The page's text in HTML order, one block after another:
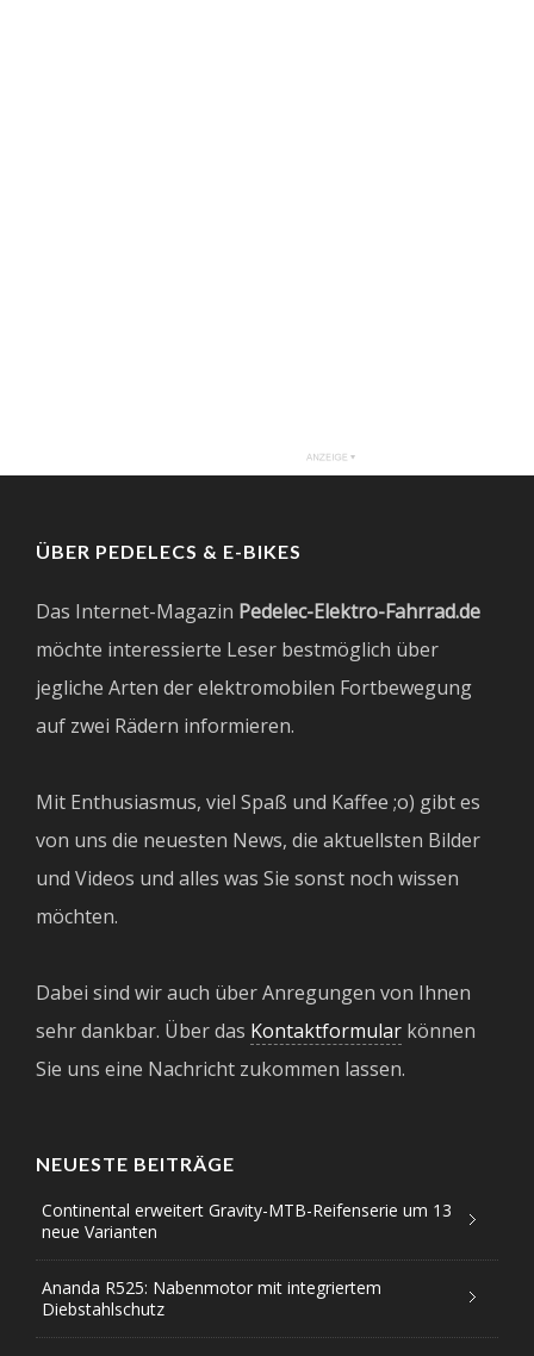
ÜBER PEDELECS & E-BIKES
Das Internet-Magazin Pedelec-Elektro-Fahrrad.de
möchte interessierte Leser bestmöglich über
jegliche Arten der elektromobilen Fortbewegung
auf zwei Rädern informieren.
Mit Enthusiasmus, viel Spaß und Kaffee ;o) gibt es
von uns die neuesten News, die aktuellsten Bilder
und Videos und alles was Sie sonst noch wissen
möchten.
Dabei sind wir auch über Anregungen von Ihnen
sehr dankbar. Über das Kontaktformular können
Sie uns eine Nachricht zukommen lassen.
NEUESTE BEITRÄGE
Continental erweitert Gravity-MTB-Reifenserie um 13
neue Varianten
Ananda R525: Nabenmotor mit integriertem
Diebstahlschutz